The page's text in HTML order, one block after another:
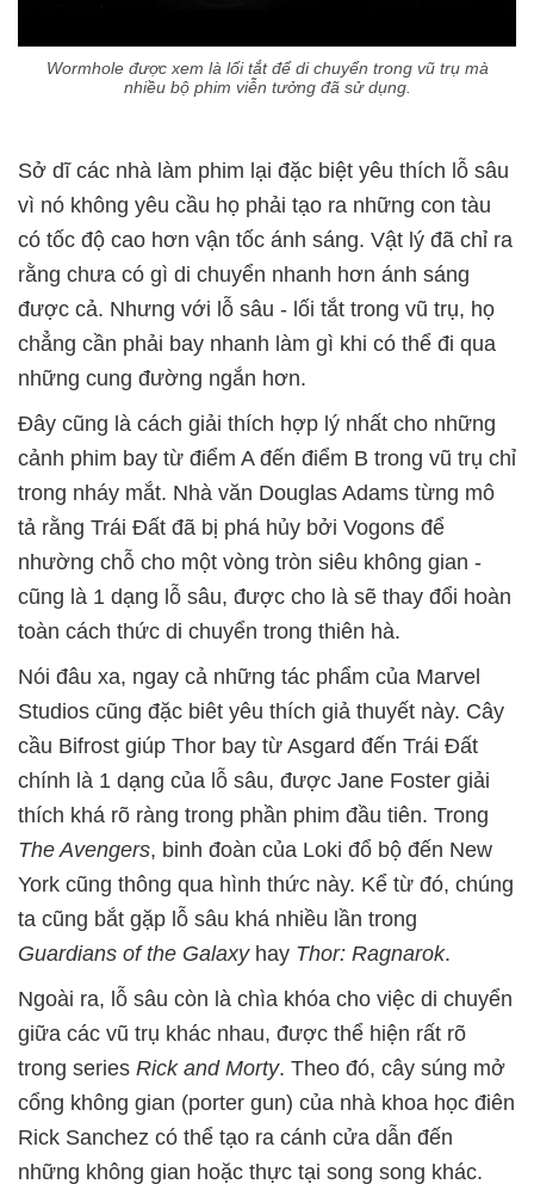
Wormhole được xem là lối tắt để di chuyển trong vũ trụ mà
nhiều bộ phim viễn tưởng đã sử dụng.
Sở dĩ các nhà làm phim lại đặc biệt yêu thích lỗ sâu
vì nó không yêu cầu họ phải tạo ra những con tàu
có tốc độ cao hơn vận tốc ánh sáng. Vật lý đã chỉ ra
rằng chưa có gì di chuyển nhanh hơn ánh sáng
được cả. Nhưng với lỗ sâu - lối tắt trong vũ trụ, họ
chẳng cần phải bay nhanh làm gì khi có thể đi qua
những cung đường ngắn hơn.
Đây cũng là cách giải thích hợp lý nhất cho những
cảnh phim bay từ điểm A đến điểm B trong vũ trụ chỉ
trong nháy mắt. Nhà văn Douglas Adams từng mô
tả rằng Trái Đất đã bị phá hủy bởi Vogons để
nhường chỗ cho một vòng tròn siêu không gian -
cũng là 1 dạng lỗ sâu, được cho là sẽ thay đổi hoàn
toàn cách thức di chuyển trong thiên hà.
Nói đâu xa, ngay cả những tác phẩm của Marvel
Studios cũng đặc biêt yêu thích giả thuyết này. Cây
cầu Bifrost giúp Thor bay từ Asgard đến Trái Đất
chính là 1 dạng của lỗ sâu, được Jane Foster giải
thích khá rõ ràng trong phần phim đầu tiên. Trong
The Avengers, binh đoàn của Loki đổ bộ đến New
York cũng thông qua hình thức này. Kể từ đó, chúng
ta cũng bắt gặp lỗ sâu khá nhiều lần trong
Guardians of the Galaxyhay Thor: Ragnarok.
Ngoài ra, lỗ sâu còn là chìa khóa cho việc di chuyển
giữa các vũ trụ khác nhau, được thể hiện rất rõ
trong series Rick and Morty. Theo đó, cây súng mở
cổng không gian (porter gun) của nhà khoa học điên
Rick Sanchez có thể tạo ra cánh cửa dẫn đến
những không gian hoặc thực tại song song khác.